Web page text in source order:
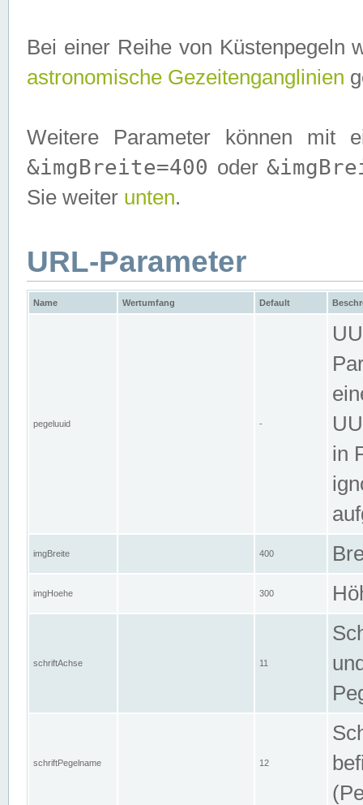
Bei einer Reihe von Küstenpegeln
astronomische Gezeitenganglinien
Weitere Parameter können mit
&imgBreite=400 oder
Sie weiter unten.
URL-Parameter
Name Wertumfang Default
pegeluuid -
in
imgBreite 400
imgHoehe 300
schriftAchse 11
schriftPegelname 12